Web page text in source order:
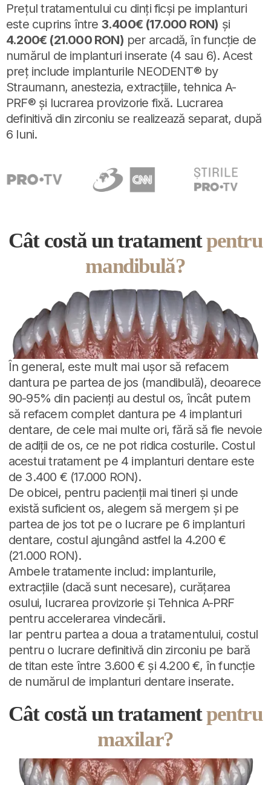
Prețul tratamentului cu dinți ficși pe implanturi
este cuprins între 3.400€ (17.000 RON) și
4.200€ (21.000 RON) per arcadă, în funcție de
numărul de implanturi inserate (4 sau 6). Acest
preț include implanturile NEODENT® by
Straumann, anestezia, extracțiile, tehnica A-
PRF® și lucrarea provizorie fixă. Lucrarea
definitivă din zirconiu se realizează separat, după
6 luni.
Cât costă un tratamentpentru
mandibulă?
În general, este mult mai ușor să refacem
dantura pe partea de jos (mandibulă), deoarece
90-95% din pacienți au destul os, încât putem
să refacem complet dantura pe 4 implanturi
dentare, de cele mai multe ori, fără să fie nevoie
de adiții de os, ce ne pot ridica costurile. Costul
acestui tratament pe 4 implanturi dentare este
de 3.400 € (17.000 RON).
De obicei, pentru pacienții mai tineri și unde
există suficient os, alegem să mergem și pe
partea de jos tot pe o lucrare pe 6 implanturi
dentare, costul ajungând astfel la 4.200 €
(21.000 RON).
Ambele tratamente includ: implanturile,
extracțiile (dacă sunt necesare), curățarea
osului, lucrarea provizorie și Tehnica A-PRF
pentru accelerarea vindecării.
Iar pentru partea a doua a tratamentului, costul
pentru o lucrare definitivă din zirconiu pe bară
de titan este între 3.600 € și 4.200 €, în funcție
de numărul de implanturi dentare inserate.
Cât costă un tratamentpentru
maxilar?